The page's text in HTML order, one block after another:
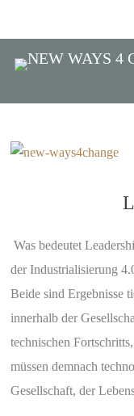
Was bedeutet
der Industrialisierung
Beide sind Ergebnisse
innerhalb der
technischen
müssen demnach
Gesellschaft, der